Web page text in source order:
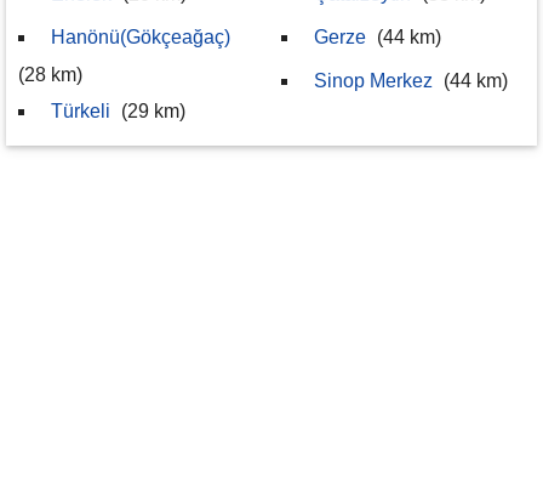
Hanönü(Gökçeağaç)
(28 km)
Türkeli
(29 km)
Gerze (44 km)
Sinop Merkez (44 km)